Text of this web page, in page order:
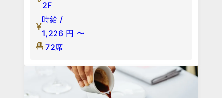
2F
時給 /
1,226 円 〜
72席